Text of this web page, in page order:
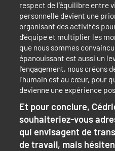
respect de l’équilibre entre
personnelle devient une
organisant des activités
d’équipe et multiplier les
que nous sommes
épanouissant est aussi un
l’engagement, nous créons
l’humain est au cœur, pour
devienne une expérience
Et pour conclure,
souhaiteriez-vous
qui envisagent de
de travail, mais